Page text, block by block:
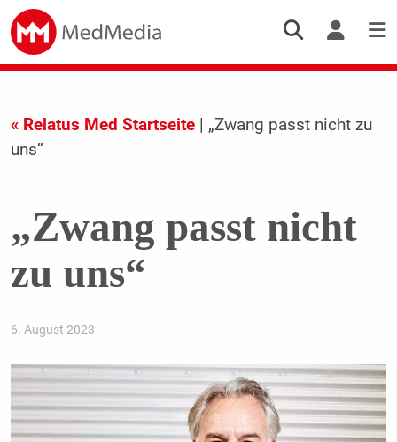
« Relatus Med Startseite| „Zwang passt nicht zu
uns“
„Zwang passt nicht
zu uns“
6. August 2023